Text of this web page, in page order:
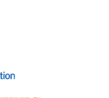
trực tuyến